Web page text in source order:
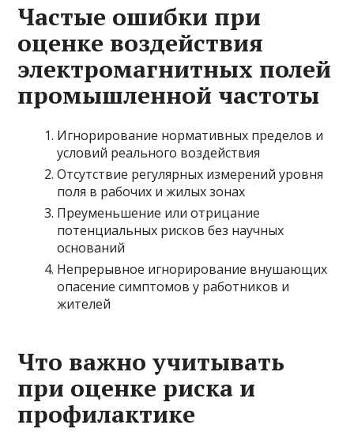
Частые ошибки при
оценке воздействия
электромагнитных полей
промышленной частоты
Игнорирование нормативных пределов и
условий реального воздействия
Отсутствие регулярных измерений уровня
поля в рабочих и жилых зонах
Преуменьшение или отрицание
потенциальных рисков без научных
оснований
Непрерывное игнорирование внушающих
опасение симптомов у работников и
жителей
Что важно учитывать
при оценке риска и
профилактике